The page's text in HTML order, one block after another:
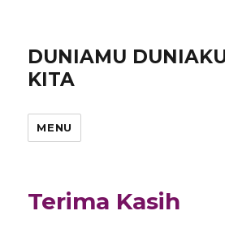
DUNIAMU
KITA
MENU
Terima Kasih